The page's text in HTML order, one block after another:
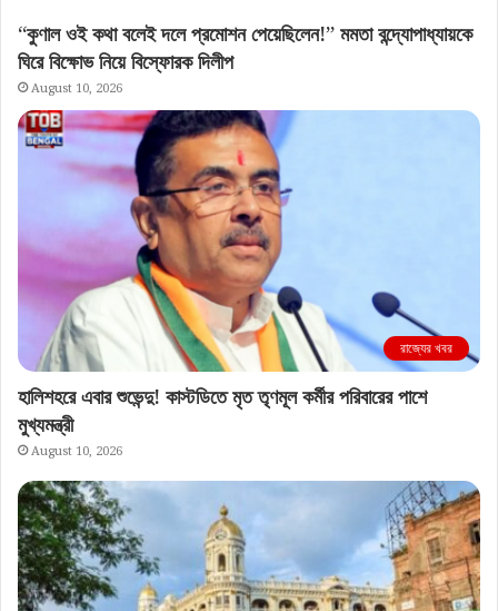
“কুণাল ওই কথা বলেই দলে প্রমোশন পেয়েছিলেন!” মমতা বন্দ্যোপাধ্যায়কে
ঘিরে বিক্ষোভ নিয়ে বিস্ফোরক দিলীপ
August 10, 2026
রাজ্যের খবর
হালিশহরে এবার শুভেন্দু! কাস্টডিতে মৃত তৃণমূল কর্মীর পরিবারের পাশে
মুখ্যমন্ত্রী
August 10, 2026